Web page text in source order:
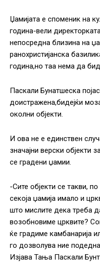
Џамијата е споменик на
година-вели
непосредна близина на
ранохристијанска
година,но таа нема да
Паскали Бунатшеска
доистражена,бидејќи
околни објекти.
И ова не е единствен
значајни верски објекти
се градени џамии.
-Сите објекти се такви,
секоја џамија имало и
што мислите дека треба
возобновиме црквите?
ќе градиме камбанарија
го дозволува ние
Изјава Тања Паскали